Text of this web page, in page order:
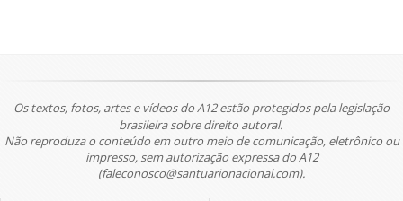
Os textos, fotos, artes e vídeos do A12 estão protegidos pela legislação
brasileira sobre direito autoral.
Não reproduza o conteúdo em outro meio de comunicação, eletrônico ou
impresso, sem autorização expressa do A12
(faleconosco@santuarionacional.com).